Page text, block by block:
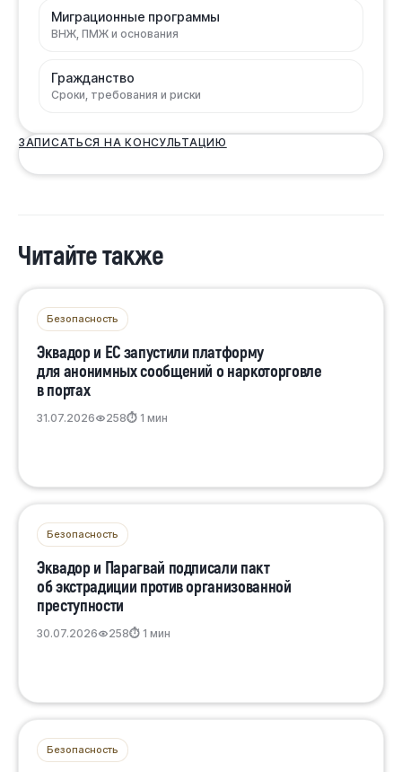
Миграционные программы
ВНЖ, ПМЖ и основания
Гражданство
Сроки, требования и риски
ЗАПИСАТЬСЯ НА КОНСУЛЬТАЦИЮ
Читайте также
Безопасность
Эквадор и ЕС запустили платформу
для анонимных сообщений о наркоторговле
в портах
31.07.2026 258⏱ 1 мин
Безопасность
Эквадор и Парагвай подписали пакт
об экстрадиции против организованной
преступности
30.07.2026 258⏱ 1 мин
Безопасность